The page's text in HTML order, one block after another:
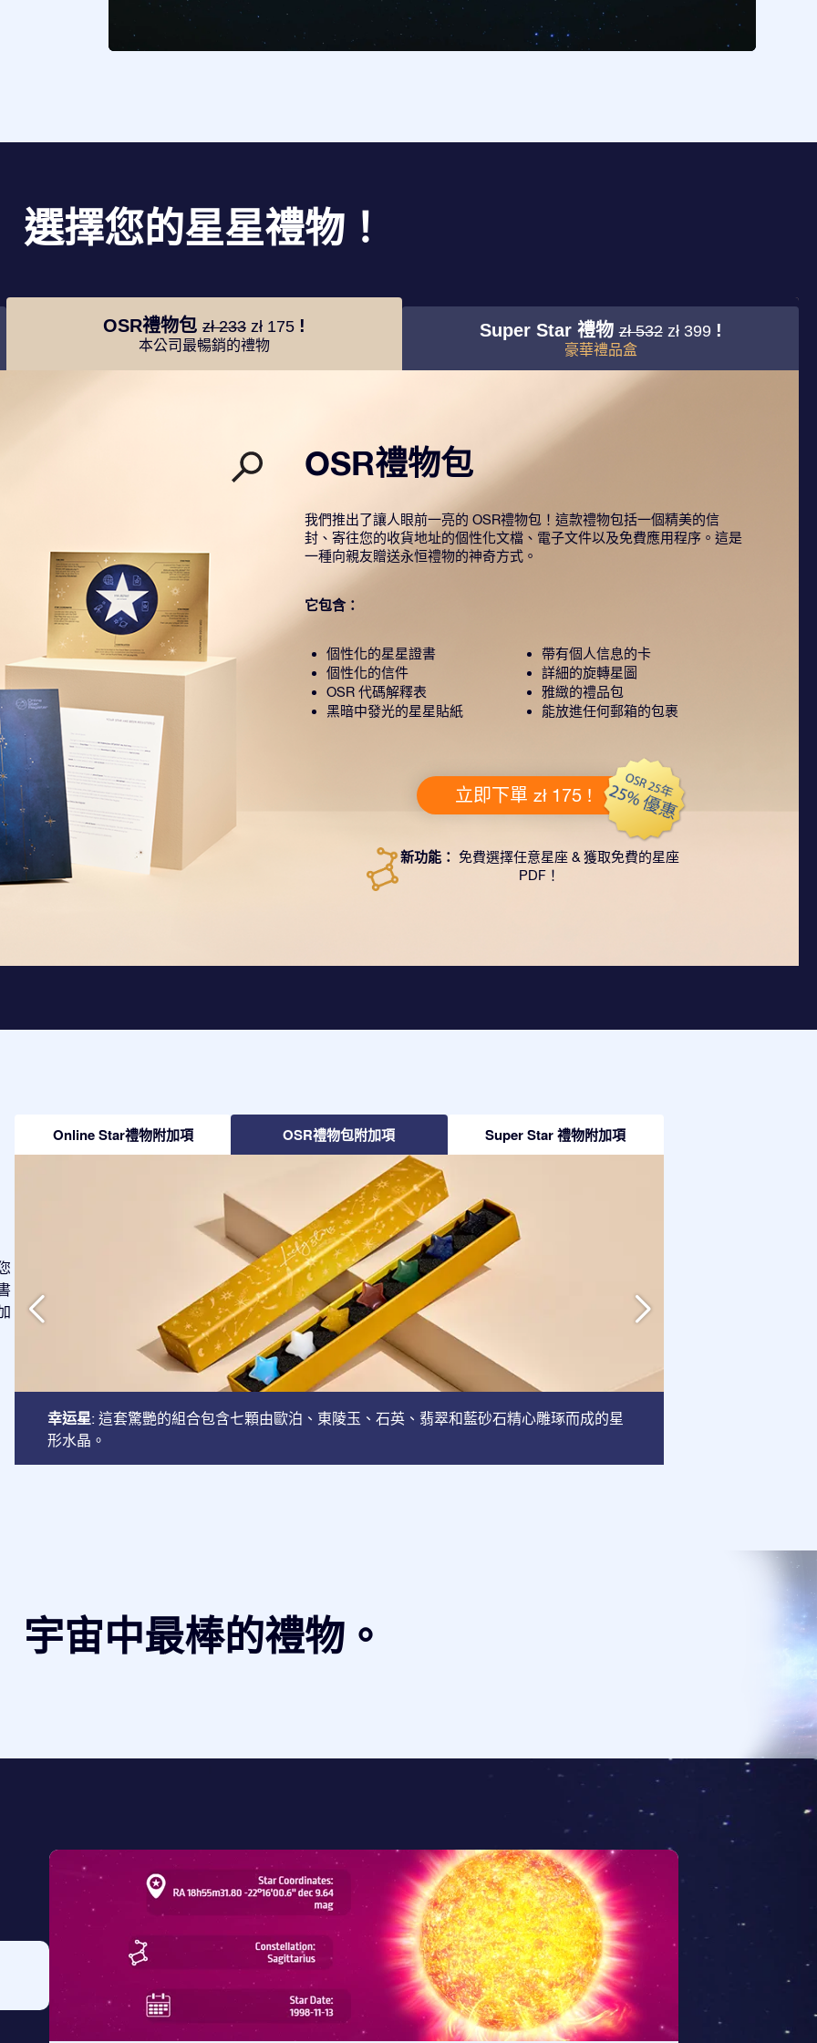
選擇您的星星禮物！
OSR禮物包 zł 233 zł 175 !
本公司最暢銷的禮物
Super Star 禮物zł 532 zł 399 !
豪華禮品盒
OSR禮物包
我們推出了讓人眼前一亮的 OSR禮物包！這款禮物包括一個精美的信
封、寄往您的收貨地址的個性化文檔、電子文件以及免費應用程序。這是
一種向親友贈送永恒禮物的神奇方式。
它包含：
個性化的星星證書
個性化的信件
OSR 代碼解釋表
黑暗中發光的星星貼紙
帶有個人信息的卡
詳細的旋轉星圖
雅緻的禮品包
能放進任何郵箱的包裹
立即下單 zł 175 !
新功能： 免費選擇任意星座 & 獲取免費的星座
PDF！
Online Star禮物附加項 OSR禮物包附加項 Super Star 禮物附加項
幸运星: 這套驚艷的組合包含七顆由歐泊、東陵玉、石英、翡翠和藍砂石精心雕琢而成的星
形水晶。
宇宙中最棒的禮物。